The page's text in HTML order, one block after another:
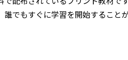
でもすぐに学習を開始することが